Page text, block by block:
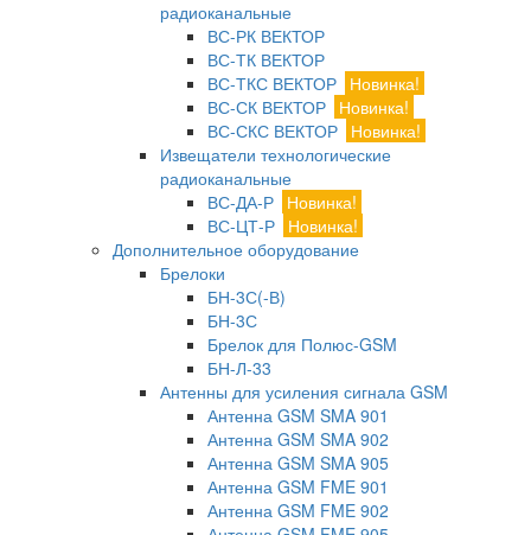
радиоканальные
ВС-РК ВЕКТОР
ВС-ТК ВЕКТОР
ВС-ТКС ВЕКТОР Новинка!
ВС-СК ВЕКТОР Новинка!
ВС-СКС ВЕКТОР Новинка!
Извещатели технологические
радиоканальные
ВС-ДА-Р Новинка!
ВС-ЦТ-Р Новинка!
Дополнительное оборудование
Брелоки
БН-3С(-В)
БН-3С
Брелок для Полюс-GSM
БН-Л-33
Антенны для усиления сигнала GSM
Антенна GSM SMA 901
Антенна GSM SMA 902
Антенна GSM SMA 905
Антенна GSM FME 901
Антенна GSM FME 902